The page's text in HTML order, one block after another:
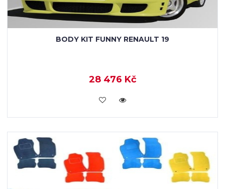
BODY KIT FUNNY RENAULT 19
28 476 Kč
KOUPIT